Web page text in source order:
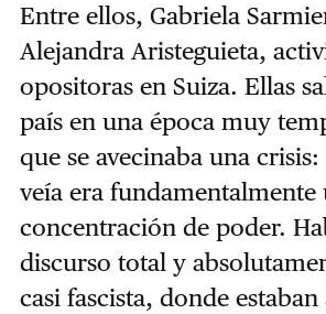
Entre ellos, Gabriela
Alejandra Aristeguieta,
opositoras en Suiza. Ellas
país en una época muy
que se avecinaba una
veía era fundamentalmente
concentración de poder.
discurso total y
casi fascista, donde